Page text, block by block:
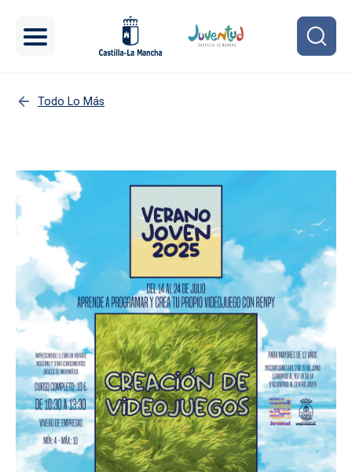
Todo Lo Más